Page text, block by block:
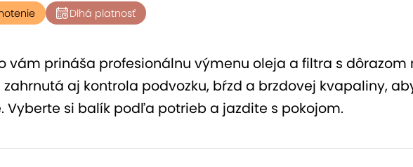
Dlhá platnosť
vám prináša profesionálnu výmenu oleja a filtra s
aj kontrola podvozku, bŕzd a brzdovej kvapaliny,
Vyberte si balík podľa potrieb a jazdite s pokojom.